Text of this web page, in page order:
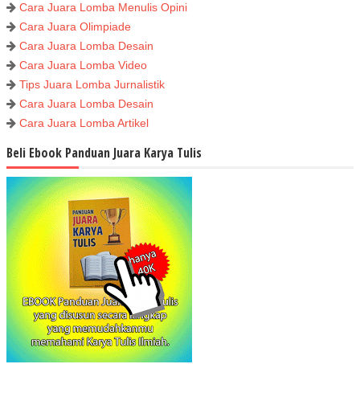
Cara Juara Lomba Menulis Opini
Cara Juara Olimpiade
Cara Juara Lomba Desain
Cara Juara Lomba Video
Tips Juara Lomba Jurnalistik
Cara Juara Lomba Desain
Cara Juara Lomba Artikel
Beli Ebook Panduan Juara Karya Tulis